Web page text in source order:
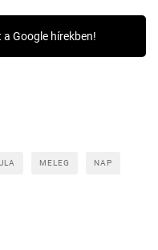
a Google hírekben!
MELEG NAP